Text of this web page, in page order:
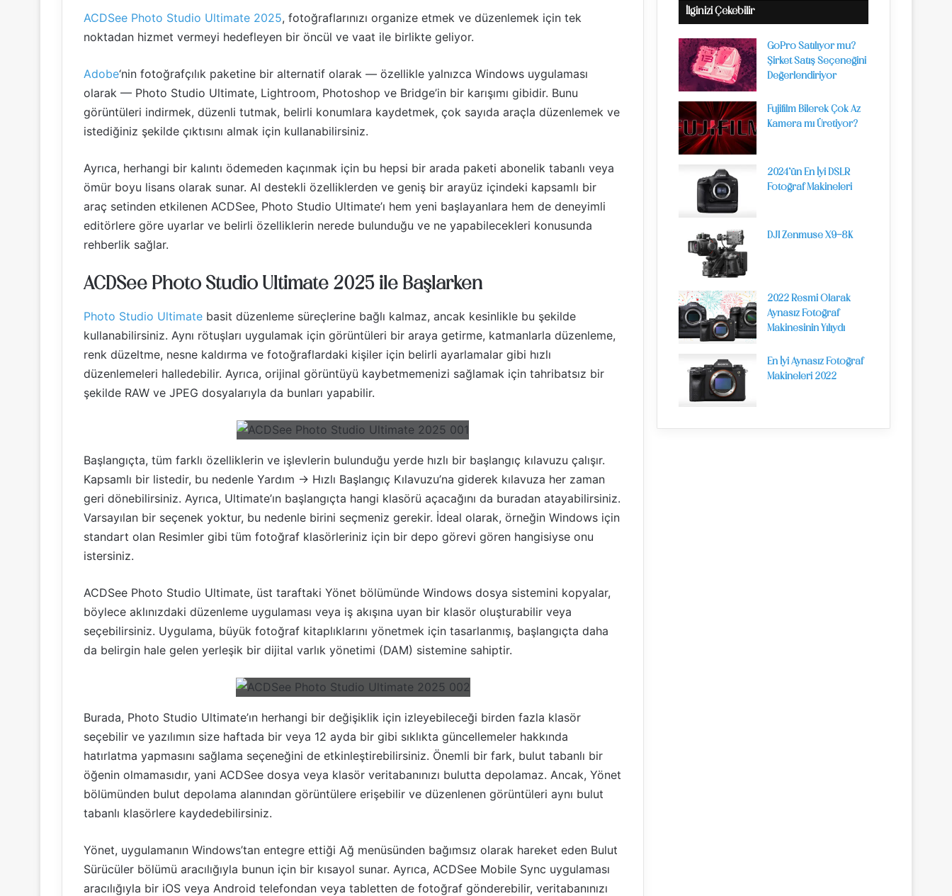
ACDSee Photo Studio Ultimate 2025, fotoğraflarınızı organize etmek ve düzenlemek için tek
noktadan hizmet vermeyi hedefleyen bir öncül ve vaat ile birlikte geliyor.
Adobe‘nin fotoğrafçılık paketine bir alternatif olarak — özellikle yalnızca Windows uygulaması
olarak — Photo Studio Ultimate, Lightroom, Photoshop ve Bridge’in bir karışımı gibidir. Bunu
görüntüleri indirmek, düzenli tutmak, belirli konumlara kaydetmek, çok sayıda araçla düzenlemek ve
istediğiniz şekilde çıktısını almak için kullanabilirsiniz.
Ayrıca, herhangi bir kalıntı ödemeden kaçınmak için bu hepsi bir arada paketi abonelik tabanlı veya
ömür boyu lisans olarak sunar. AI destekli özelliklerden ve geniş bir arayüz içindeki kapsamlı bir
araç setinden etkilenen ACDSee, Photo Studio Ultimate’ı hem yeni başlayanlara hem de deneyimli
editörlere göre uyarlar ve belirli özelliklerin nerede bulunduğu ve ne yapabilecekleri konusunda
rehberlik sağlar.
ACDSee Photo Studio Ultimate 2025 ile Başlarken
Photo Studio Ultimate basit düzenleme süreçlerine bağlı kalmaz, ancak kesinlikle bu şekilde
kullanabilirsiniz. Aynı rötuşları uygulamak için görüntüleri bir araya getirme, katmanlarla düzenleme,
renk düzeltme, nesne kaldırma ve fotoğraflardaki kişiler için belirli ayarlamalar gibi hızlı
düzenlemeleri halledebilir. Ayrıca, orijinal görüntüyü kaybetmemenizi sağlamak için tahribatsız bir
şekilde RAW ve JPEG dosyalarıyla da bunları yapabilir.
Başlangıçta, tüm farklı özelliklerin ve işlevlerin bulunduğu yerde hızlı bir başlangıç ​​kılavuzu çalışır.
Kapsamlı bir listedir, bu nedenle Yardım -> Hızlı Başlangıç ​​Kılavuzu’na giderek kılavuza her zaman
geri dönebilirsiniz. Ayrıca, Ultimate’ın başlangıçta hangi klasörü açacağını da buradan atayabilirsiniz.
Varsayılan bir seçenek yoktur, bu nedenle birini seçmeniz gerekir. İdeal olarak, örneğin Windows için
standart olan Resimler gibi tüm fotoğraf klasörleriniz için bir depo görevi gören hangisiyse onu
istersiniz.
ACDSee Photo Studio Ultimate, üst taraftaki Yönet bölümünde Windows dosya sistemini kopyalar,
böylece aklınızdaki düzenleme uygulaması veya iş akışına uyan bir klasör oluşturabilir veya
seçebilirsiniz. Uygulama, büyük fotoğraf kitaplıklarını yönetmek için tasarlanmış, başlangıçta daha
da belirgin hale gelen yerleşik bir dijital varlık yönetimi (DAM) sistemine sahiptir.
Burada, Photo Studio Ultimate’ın herhangi bir değişiklik için izleyebileceği birden fazla klasör
seçebilir ve yazılımın size haftada bir veya 12 ayda bir gibi sıklıkta güncellemeler hakkında
hatırlatma yapmasını sağlama seçeneğini de etkinleştirebilirsiniz. Önemli bir fark, bulut tabanlı bir
öğenin olmamasıdır, yani ACDSee dosya veya klasör veritabanınızı bulutta depolamaz. Ancak, Yönet
bölümünden bulut depolama alanından görüntülere erişebilir ve düzenlenen görüntüleri aynı bulut
tabanlı klasörlere kaydedebilirsiniz.
Yönet, uygulamanın Windows’tan entegre ettiği Ağ menüsünden bağımsız olarak hareket eden Bulut
Sürücüler bölümü aracılığıyla bunun için bir kısayol sunar. Ayrıca, ACDSee Mobile Sync uygulaması
aracılığıyla bir iOS veya Android telefondan veya tabletten de fotoğraf gönderebilir, veritabanınızı
İlginizi Çekebilir
GoPro Satılıyor mu?
Şirket Satış Seçeneğini
Değerlendiriyor
Fujifilm Bilerek Çok Az
Kamera mı Üretiyor?
2024’ün En İyi DSLR
Fotoğraf Makineleri
DJI Zenmuse X9-8K
2022 Resmi Olarak
Aynasız Fotoğraf
Makinesinin Yılıydı
En İyi Aynasız Fotoğraf
Makineleri 2022